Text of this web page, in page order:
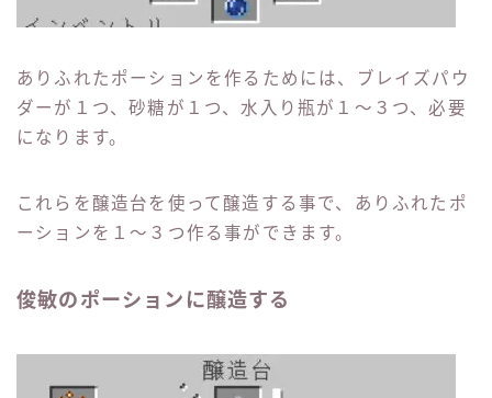
ありふれたポーションを作るためには、ブレイズパウ
ダーが１つ、砂糖が１つ、水入り瓶が１〜３つ、必要
になります。
これらを醸造台を使って醸造する事で、ありふれたポ
ーションを１〜３つ作る事ができます。
俊敏のポーションに醸造する